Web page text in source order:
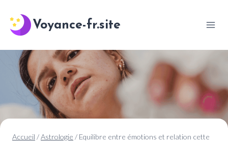
contenu
Voyance-fr.site
Accueil /Astrologie / Equilibre entre émotions et relation cette